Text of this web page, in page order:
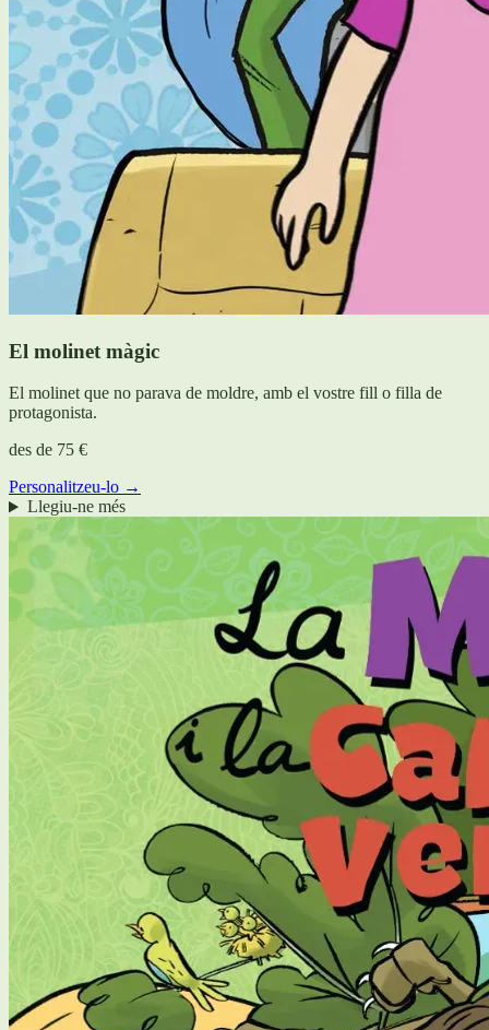
El molinet màgic
El molinet que no parava de moldre, amb el vostre fill o filla de
protagonista.
des de 75 €
Personalitzeu-lo →
Llegiu-ne més